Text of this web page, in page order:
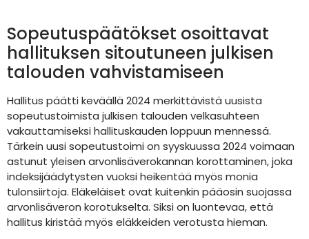
Sopeutuspäätökset osoittavat
hallituksen sitoutuneen julkisen
talouden vahvistamiseen
Hallitus päätti keväällä 2024 merkittävistä uusista
sopeutustoimista julkisen talouden velkasuhteen
vakauttamiseksi hallituskauden loppuun mennessä.
Tärkein uusi sopeutustoimi on syyskuussa 2024 voimaan
astunut yleisen arvonlisäverokannan korottaminen, joka
indeksijäädytysten vuoksi heikentää myös monia
tulonsiirtoja. Eläkeläiset ovat kuitenkin pääosin suojassa
arvonlisäveron korotukselta. Siksi on luontevaa, että
hallitus kiristää myös eläkkeiden verotusta hieman.